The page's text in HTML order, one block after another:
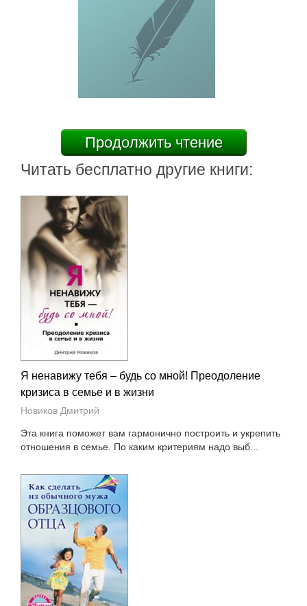
Продолжить чтение
Читать бесплатно другие книги:
Я ненавижу тебя – будь со мной! Преодоление
кризиса в семье и в жизни
Новиков Дмитрий
Эта книга поможет вам гармонично построить и укрепить
отношения в семье. По каким критериям надо выб...